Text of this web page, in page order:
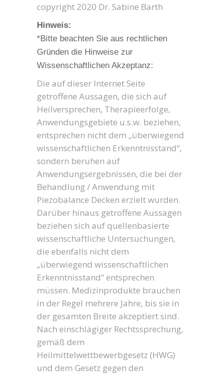
copyright 2020 Dr. Sabine Barth
Hinweis:
*Bitte beachten Sie aus rechtlichen
Gründen die Hinweise zur
Wissenschaftlichen Akzeptanz:
Die auf dieser Internet Seite
getroffene Aussagen, die sich auf
Heilversprechen, Therapieerfolge,
Anwendungsgebiete u.s.w. beziehen,
entsprechen nicht dem „überwiegend
wissenschaftlichen Erkenntnisstand“,
sondern beruhen auf
Anwendungsergebnissen, die bei der
Behandlung / Anwendung mit
Piezobalance Decken erzielt wurden.
Darüber hinaus getroffene Aussagen
beziehen sich auf quellenbasierte
wissenschaftliche Untersuchungen,
die ebenfalls nicht dem
„überwiegend wissenschaftlichen
Erkenntnisstand“ entsprechen
müssen. Medizinprodukte brauchen
in der Regel mehrere Jahre, bis sie in
der gesamten Breite akzeptiert sind.
Nach einschlägiger Rechtssprechung,
gemäß dem
Heilmittelwettbewerbgesetz (HWG)
und dem Gesetz gegen den